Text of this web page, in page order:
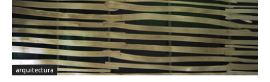
arquitectura